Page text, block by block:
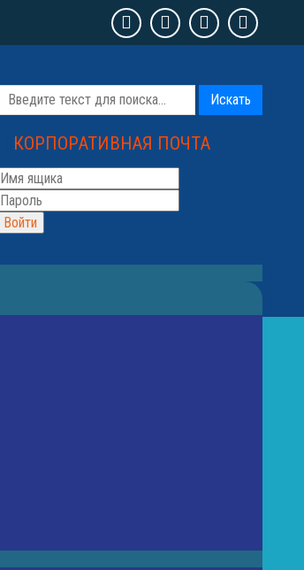
Искать
КОРПОРАТИВНАЯ ПОЧТА